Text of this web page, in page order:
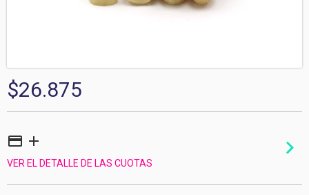
$26.875
VER EL DETALLE DE LAS CUOTAS